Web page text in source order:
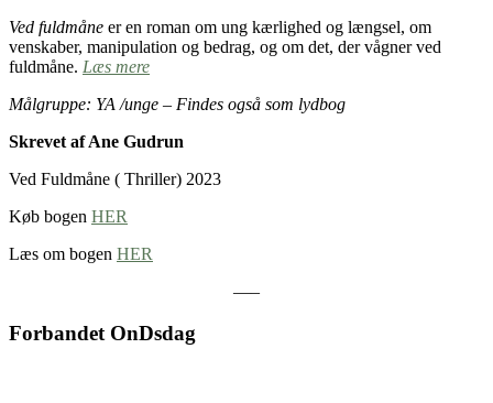
Ved fuldmåne er en roman om ung kærlighed og længsel, om
venskaber, manipulation og bedrag, og om det, der vågner ved
fuldmåne. Læs mere
Målgruppe: YA /unge – Findes også som lydbog
Skrevet af Ane Gudrun
Ved Fuldmåne ( Thriller) 2023
Køb bogen HER
Læs om bogen HER
—–
Forbandet OnDsdag